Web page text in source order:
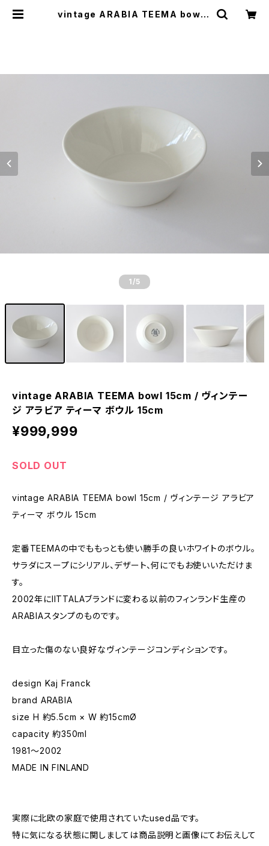
vintage ARABIA TEEMA bowl 1
1 /5
vintage ARABIA TEEMA bowl 15cm / ヴィンテー
ジ アラビア ティーマ ボウル 15cm
¥999,999
SOLD OUT
vintage ARABIA TEEMA bowl 15cm / ヴィンテージ アラビア
ティーマ ボウル 15cm
定番TEEMAの中でももっとも使い勝手の良いホワイトのボウル。
サラダにスープにシリアル、デザート、何にでもお使いいただけま
す。
2002年にIITTALAブランドに変わる以前のフィンランド生産の
ARABIAスタンプのものです。
目立った傷のない良好なヴィンテージコンディションです。
design Kaj Franck
brand ARABIA
size H 約5.5cm × W 約15cmØ
capacity 約350ml
1981〜2002
MADE IN FINLAND
実際に北欧の家庭で使用されていたused品です。
特に気になる状態に関しましては商品説明と画像にてお伝えして